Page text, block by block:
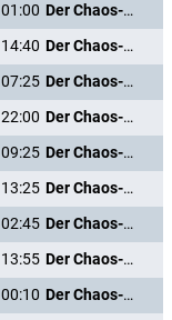
01:00
Der Chaos-Dad
14:40
Der Chaos-Dad
07:25
Der Chaos-Dad
22:00
Der Chaos-Dad
09:25
Der Chaos-Dad
13:25
Der Chaos-Dad
02:45
Der Chaos-Dad
13:55
Der Chaos-Dad
00:10
Der Chaos-Dad